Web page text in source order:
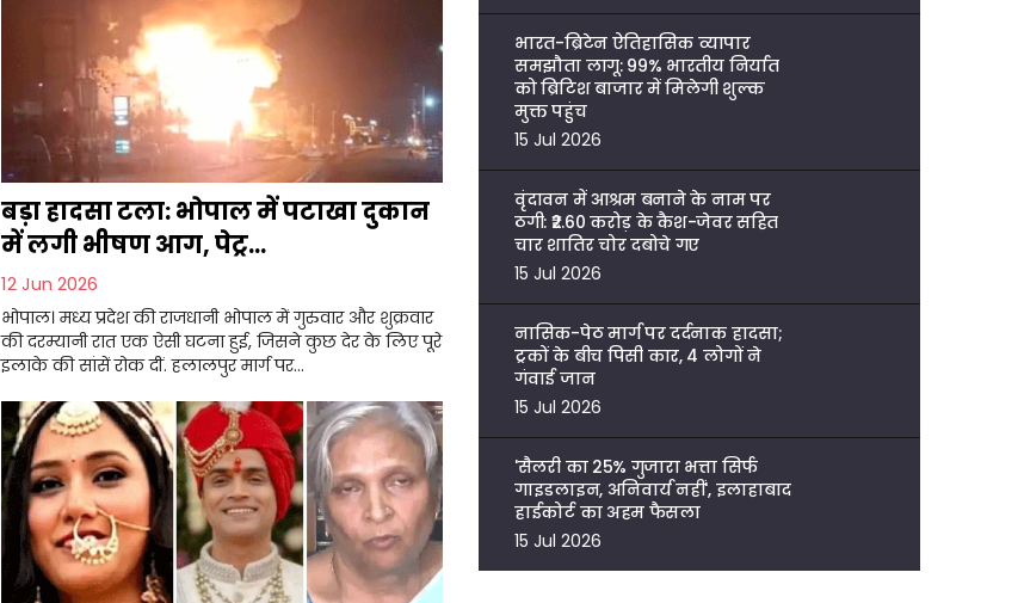
बड़ा हादसा टला: भोपाल में पटाखा दुकान
में लगी भीषण आग, पेट्र...
12 Jun 2026
भोपाल। मध्य प्रदेश की राजधानी भोपाल में गुरुवार और शुक्रवार
की दरम्यानी रात एक ऐसी घटना हुई, जिसने कुछ देर के लिए पूरे
इलाके की सांसें रोक दीं. हलालपुर मार्ग पर...
भारत-ब्रिटेन ऐतिहासिक व्यापार
समझौता लागू: 99% भारतीय निर्यात
को ब्रिटिश बाजार में मिलेगी शुल्क
मुक्त पहुंच
15 Jul 2026
वृंदावन में आश्रम बनाने के नाम पर
ठगी: ₹2.60 करोड़ के कैश-जेवर सहित
चार शातिर चोर दबोचे गए
15 Jul 2026
नासिक-पेठ मार्ग पर दर्दनाक हादसा;
ट्रकों के बीच पिसी कार, 4 लोगों ने
गंवाई जान
15 Jul 2026
'सैलरी का 25% गुजारा भत्ता सिर्फ
गाइडलाइन, अनिवार्य नहीं', इलाहाबाद
हाईकोर्ट का अहम फैसला
15 Jul 2026